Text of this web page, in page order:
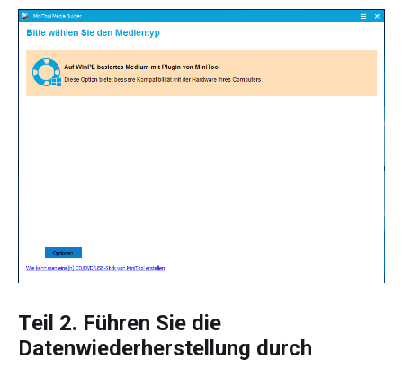
Teil 2. Führen Sie die
Datenwiederherstellung durch